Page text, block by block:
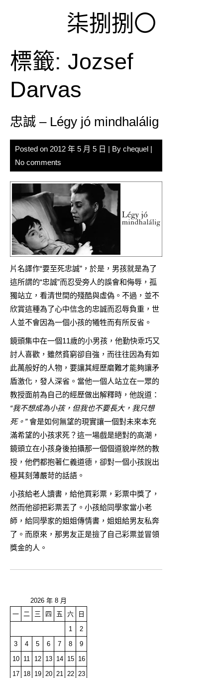
柒捌捌〇
標籤: Jozsef
Darvas
忠誠 – Légy jó mindhalálig
Posted on 2012 年 5 月 5 日 | By chequel |
No comments
片名譯作“要至死忠誠”，於是，男孩就是為了
這所謂的“忠誠”而忍受旁人的誤會和侮辱，孤
獨站立，看清世間的殘酷與虛偽。不過，並不
欣賞這種為了心中信念的忠誠而忍辱負重，世
人並不會因為一個小孩的犧牲而有所反省。
鏡頭集中在一個11歲的小男孩，他勤快乖巧又
討人喜歡，雖然貧窮卻自強，而往往因為有如
此萬般好的人物，要讓其經歷磨難才能夠讓矛
盾激化，發人深省。當他一個人站立在一眾的
教授面前為自己的經歷做出解釋時，他說道：
“我不想成為小孩，但我也不要長大，我只想
死。”會是如何無望的現實讓一個對未來本充
滿希望的小孩求死？這一場戲是絕對的高潮，
鏡頭立在小孩身後拍攝那一個個道貌岸然的教
授，他們都抱著仁義道德，卻對一個小孩說出
極其刻薄嚴苛的話語。
小孩給老人讀書，給他買彩票，彩票中獎了，
然而他卻把彩票丟了。小孩給同學家當小老
師，給同學家的姐姐傳情書，姐姐給男友私奔
了。而原來，那男友正是撿了自己彩票並冒領
獎金的人。
2026 年 8 月
一
二 三 四 五 六
日
1
2
3
4 5 6 7 8
9
10
11 12 13 14 15
16
17
18 19 20 21 22
23